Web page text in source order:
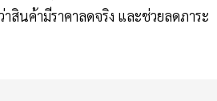
สินค้ามีราคาลดจริง และช่วยลดภาระ